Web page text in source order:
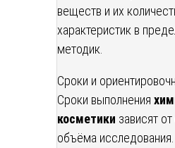
веществ и их
характеристик в
методик.
Сроки и
Сроки выполнения
косметики зависят
объёма